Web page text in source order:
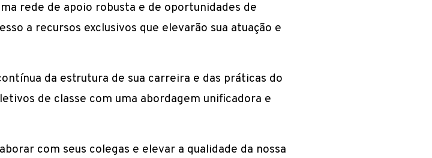
rede de apoio robusta e de oportunidades de
a recursos exclusivos que elevarão sua atuação e
da estrutura de sua carreira e das práticas do
de classe com uma abordagem unificadora e
com seus colegas e elevar a qualidade da nossa